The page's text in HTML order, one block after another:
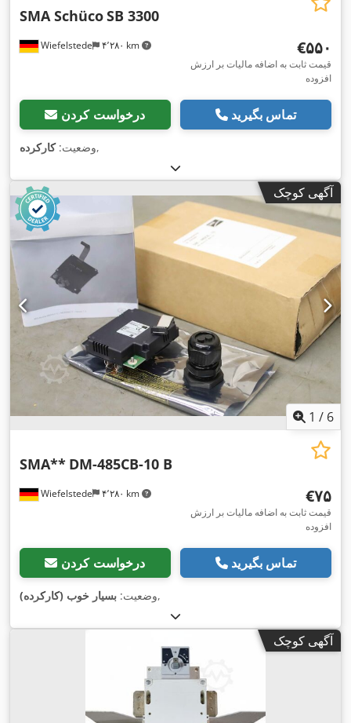
Wiefelstede ۴٬۲۸۰ km
SMA SchücoSB 3300
‎€۵۵۰
قیمت ثابت به اضافه مالیات بر ارزش
افزوده
درخواست کردن تماس بگیرید
وضعیت:کارکرده ,
آگهی کوچک
1 / 6
Wiefelstede ۴٬۲۸۰ km
SMA** DM-485CB-10 B
‎€۷۵
قیمت ثابت به اضافه مالیات بر ارزش
افزوده
درخواست کردن تماس بگیرید
وضعیت: بسیار خوب (کارکرده) ,
آگهی کوچک